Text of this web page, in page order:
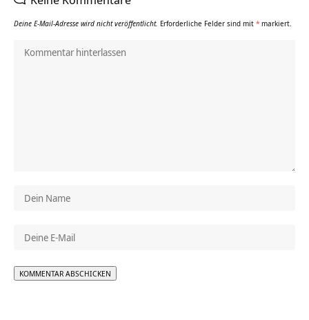
Deine E-Mail-Adresse wird nicht veröffentlicht. Erforderliche Felder sind mit * markiert.